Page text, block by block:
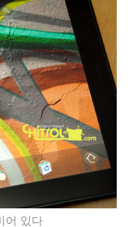
어 있다